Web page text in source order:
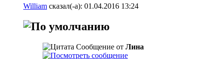
William сказал(-а): 01.04.2016 13:24
Сообщение от Лина